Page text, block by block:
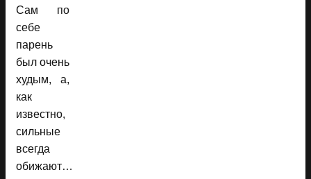
Сам по
себе
парень
был очень
худым, а,
как
известно,
сильные
всегда
обижают…